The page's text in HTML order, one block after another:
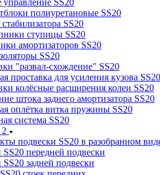
управление SS20
полиуретановые SS20
SS20
ступицы SS20
амортизаторов SS20
SS20
"развал-схождение" SS20
проставка для усиления кузова SS20
колёсные расширения колеи SS20
штока заднего амортизатора SS20
оплётка витка пружины SS20
система SS20
подвески SS20 в разобранном
передней подвески
задней подвески